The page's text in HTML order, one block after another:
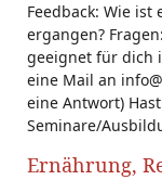
Feedback: Wie ist
ergangen?
geeignet für dich
eine Mail an
eine Antwort)
Seminare/
Ernährung,